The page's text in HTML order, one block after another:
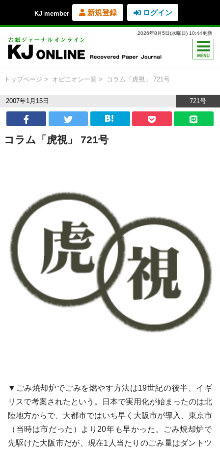
KJ member 新規登録 ログイン
2026年8月5日(水曜日) 10:44更新
トップページ オピニオン一覧 コラム「虎視」 721号
2007年1月15日 721号
コラム「虎視」 721号
▼ごみ焼却炉でごみを燃やす方法は19世紀の後半、イギ
リスで考案されたという。日本で実用化が始まったのは北
陸地方からで、大都市ではいち早く大阪市が導入、東京市
（当時は市だった）より20年も早かった。ごみ焼却炉で
先駆けた大阪市だが、現在1人当たりのごみ量はダントツ